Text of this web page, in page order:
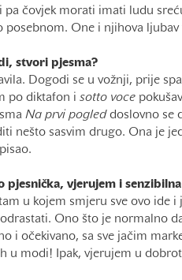
pa čovjek morati imati ludu
posebnom. One i njihova ljubav
stvori pjesma?
Dogodi se u vožnji, prije
po diktafon i sotto voce
Na prvi pogled doslovno se
nešto sasvim drugo. Ona je
pjesnička, vjerujem i
u kojem smjeru sve ovo ide
Ono što je normalno
i očekivano, sa sve jačim
u modi! Ipak, vjerujem u